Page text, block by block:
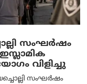
സംഘർഷം
വിളിച്ചു
സംഘർഷം